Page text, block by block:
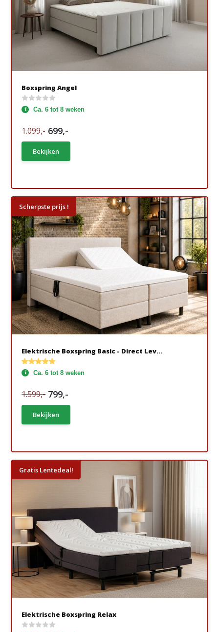
Boxspring Angel
Ca. 6 tot 8 weken
1.099,- 699,-
Bekijken
Scherpste prijs !
Elektrische Boxspring Basic - Direct Lev...
Ca. 6 tot 8 weken
1.599,- 799,-
Bekijken
Gratis Lentedeal!
Elektrische Boxspring Relax